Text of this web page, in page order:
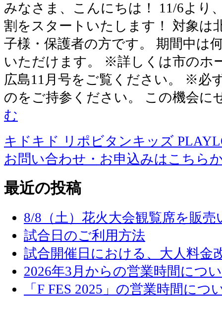
みなさま、こんにちは！ 11/6より
割をスタートいたします！ 対象は
子様・保護者の方です。 期間中は
いただけます。 ※詳しくは市のホ
広島11月号をご覧ください。 ※必
のをご持参ください。 この機会
む
キドキド リポビタンキッズ
お問い合わせ・お申込みはこちら
最近の投稿
8/8（土）花火大会観覧席を販
試合日のご利用方法
試合開催日における、大人料金
2026年3月からの営業時間につ
「F FES 2025」の営業時間につ